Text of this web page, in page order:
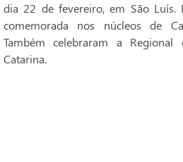
dia 22 de fevereiro, em São
comemorada nos núcleos de
Também celebraram a
Catarina.